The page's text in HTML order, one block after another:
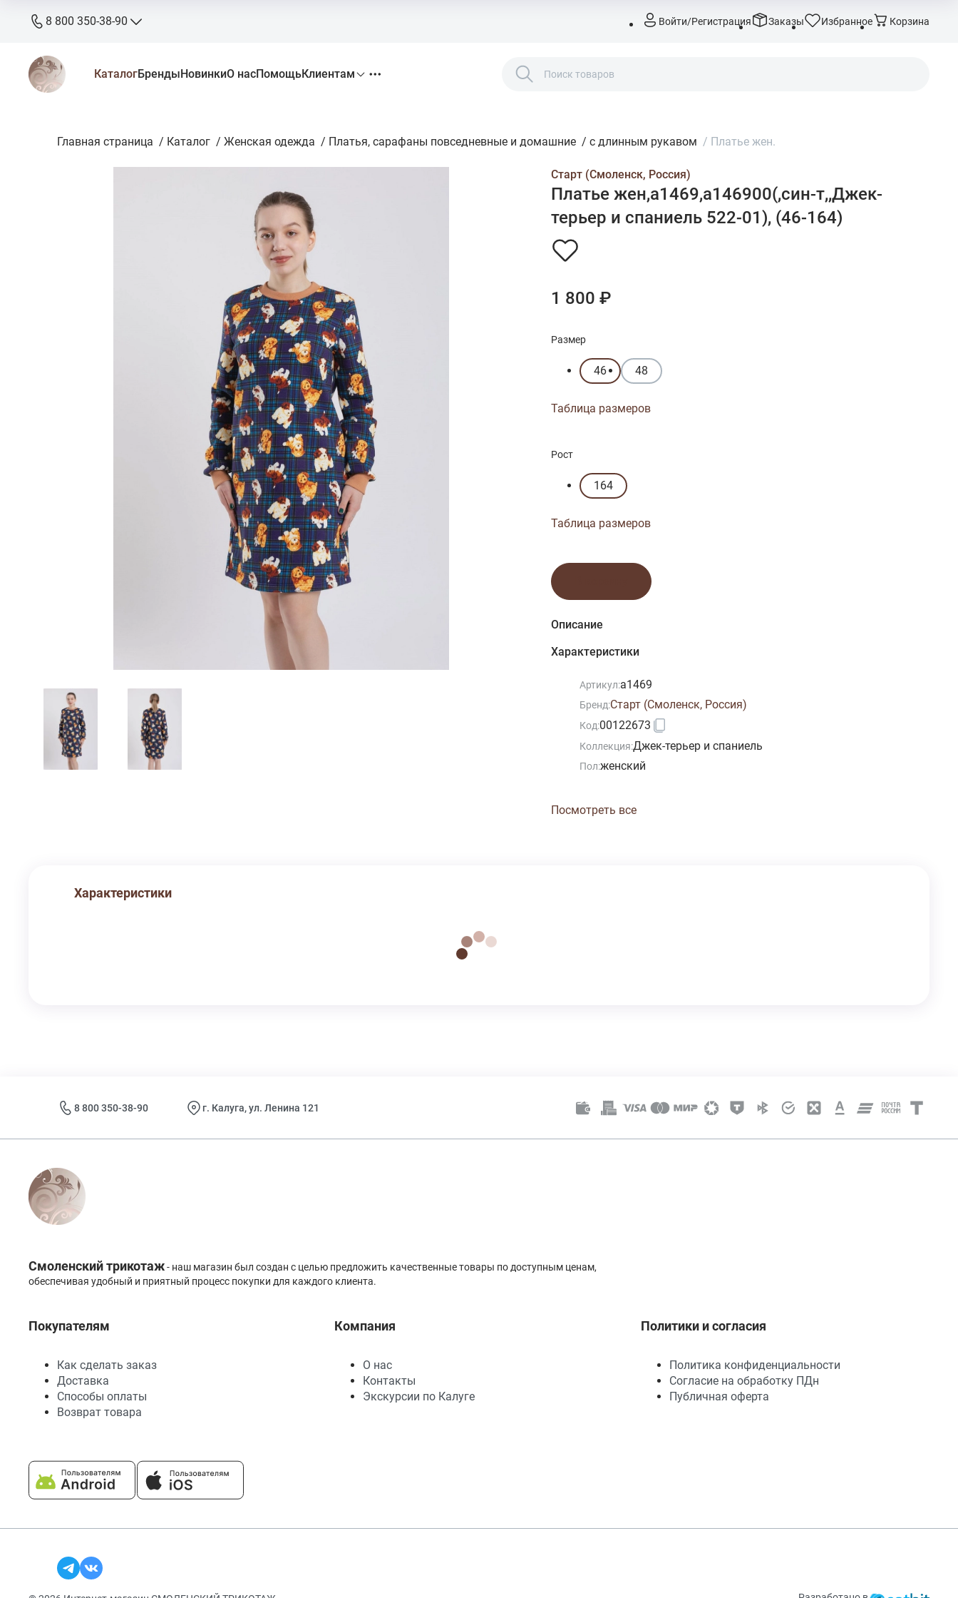
8 800 350-38-90
бесплатно
zakaz@stkaluga.ru
Пн - Вс: 10:00 - 18:00
Войти/Регистрация Заказы Избранное Корзина
КаталогБрендыНовинкиО насПомощьКлиентам
Главная страница / Каталог / Женская одежда / Платья, сарафаны повседневные и домашние / с длинным рукавом / Платье жен.
Старт (Смоленск, Россия)
Платье жен,а1469,а146900(,син-т,,Джек-
терьер и спаниель 522-01), (46-164)
1 800 ₽
Размер
46 48
Таблица размеров
Рост
164
Таблица размеров
Описание
Характеристики
Артикул:а1469
Бренд:Старт (Смоленск, Россия)
Код:00122673
Коллекция:Джек-терьер и спаниель
Пол:женский
Посмотреть все
Характеристики
8 800 350-38-90 г. Калуга, ул. Ленина 121
Смоленский трикотаж- наш магазин был создан с целью предложить качественные товары по доступным ценам,
обеспечивая удобный и приятный процесс покупки для каждого клиента.
Покупателям
Как сделать заказ
Доставка
Способы оплаты
Возврат товара
Компания
О нас
Контакты
Экскурсии по Калуге
Политики и согласия
Политика конфиденциальности
Согласие на обработку ПДн
Публичная оферта